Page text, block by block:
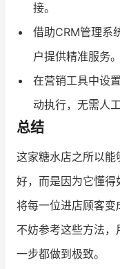
接。
借助CRM管理系
户提供精准服务。
在营销工具中设
动执行，无需人工
总结
这家糖水店之所以
好，而是因为它懂得
将每一位进店顾客变
不妨参考这些方法
一步都做到极致。